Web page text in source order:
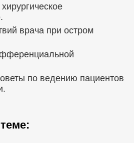
врача при остром
по ведению пациентов